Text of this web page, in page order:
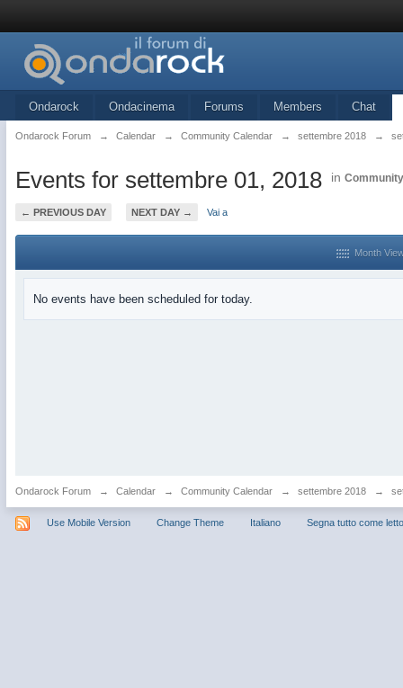
Ondarock Ondacinema Forums Members Chat
Ondarock Forum → Calendar → Community Calendar → settembre 2018 →
Events for settembre 01, 2018 in
← PREVIOUS DAY NEXT DAY → Vai a
Month
No events have been scheduled for today.
Ondarock Forum → Calendar → Community Calendar → settembre 2018 →
Use Mobile Version Change Theme Italiano Segna tutto come letto